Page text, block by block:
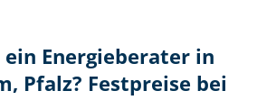
Energieberater in
Pfalz? Festpreise bei